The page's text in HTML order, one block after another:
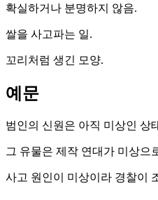
확실하거나 분명하지 않음.
쌀을 사고파는 일.
꼬리처럼 생긴 모양.
예문
범인의 신원은 아직 미상인 상
그 유물은 제작 연대가 미상으
사고 원인이 미상이라 경찰이